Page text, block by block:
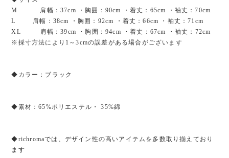
M 肩幅：37cm ・胸囲：90cm ・着丈：65cm ・袖丈：70cm
L 肩幅：38cm ・胸囲：92cm ・着丈：66cm ・袖丈：71cm
XL 肩幅：39cm ・胸囲：94cm ・着丈：67cm ・袖丈：72cm
※採寸方法により1～3cmの誤差がある場合がございます
◆カラー：ブラック
◆素材：65%ポリエステル・ 35%綿
◆richromaでは、デザイン性の高いアイテムを多数取り揃えており
ます